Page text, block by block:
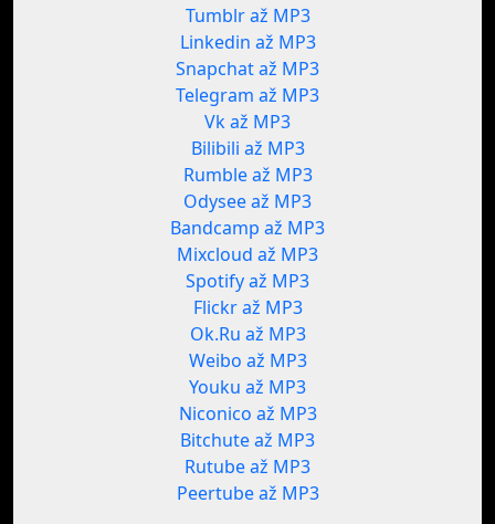
Tumblr až MP3
Linkedin až MP3
Snapchat až MP3
Telegram až MP3
Vk až MP3
Bilibili až MP3
Rumble až MP3
Odysee až MP3
Bandcamp až MP3
Mixcloud až MP3
Spotify až MP3
Flickr až MP3
Ok.Ru až MP3
Weibo až MP3
Youku až MP3
Niconico až MP3
Bitchute až MP3
Rutube až MP3
Peertube až MP3